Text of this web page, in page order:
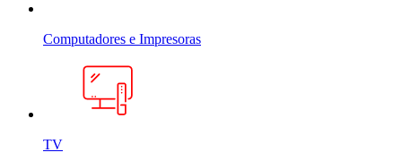
Computadores e Impresoras
TV